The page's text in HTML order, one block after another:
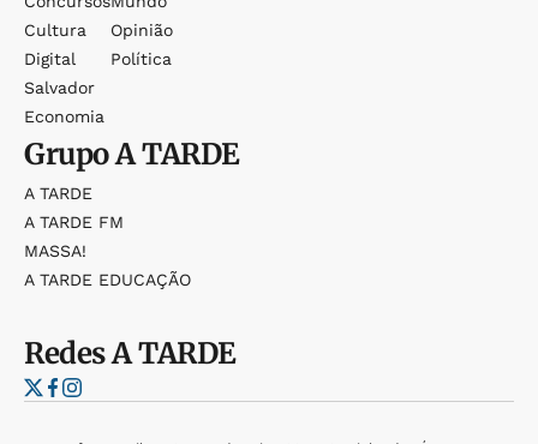
Cultura
Digital
Salvador
Economia
Opinião
Política
GrupoA TARDE
A TARDE
A TARDE FM
MASSA!
A TARDE EDUCAÇÃO
RedesA TARDE